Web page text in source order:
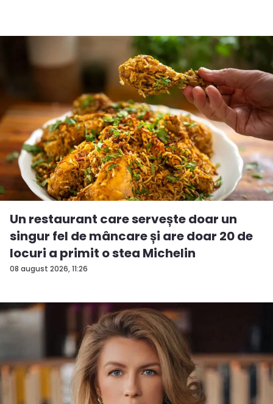
08 august 2026, 11:26
Un restaurant care servește doar un
singur fel de mâncare și are doar 20 de
locuri a primit o stea Michelin